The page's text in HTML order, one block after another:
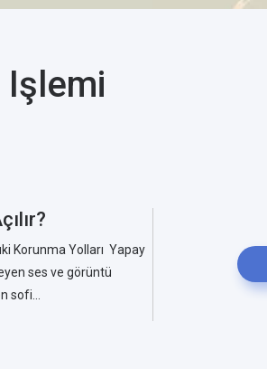
Işlemi
Korunma Yolları Yapay
ses ve görüntü
sofi...